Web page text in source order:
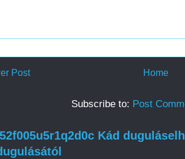
Post Home
Subscribe to: Post
Kád